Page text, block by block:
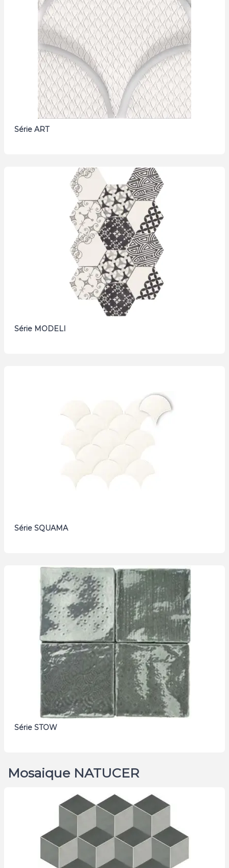
Série ART
Série MODELI
Série SQUAMA
Série STOW
Mosaique NATUCER